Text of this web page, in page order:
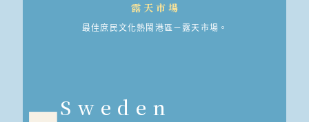
露天市場
最佳庶民文化熱鬧港區－露天市場。
Sweden